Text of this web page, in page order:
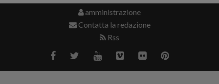
amministrazione
Contatta la redazione
Rss